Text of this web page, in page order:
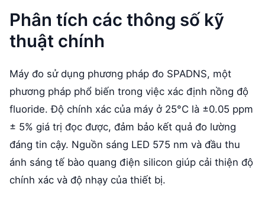
Phân tích các thông số kỹ
thuật chính
Máy đo sử dụng phương pháp đo SPADNS, một
phương pháp phổ biến trong việc xác định nồng độ
fluoride. Độ chính xác của máy ở 25°C là ±0.05 ppm
± 5% giá trị đọc được, đảm bảo kết quả đo lường
đáng tin cậy. Nguồn sáng LED 575 nm và đầu thu
ánh sáng tế bào quang điện silicon giúp cải thiện độ
chính xác và độ nhạy của thiết bị.